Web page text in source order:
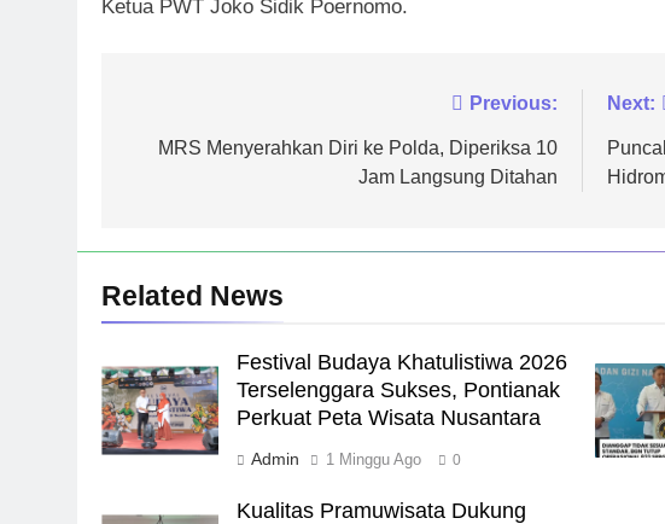
Ketua PWT Joko Sidik Poernomo.
pos
Previous:
MRS Menyerahkan Diri ke Polda, Diperiksa 10
Jam Langsung Ditahan
Next:
Related News
Festival Budaya Khatulistiwa 2026
Terselenggara Sukses, Pontianak
Perkuat Peta Wisata Nusantara
Admin 1 Minggu Ago 0
Kualitas Pramuwisata Dukung